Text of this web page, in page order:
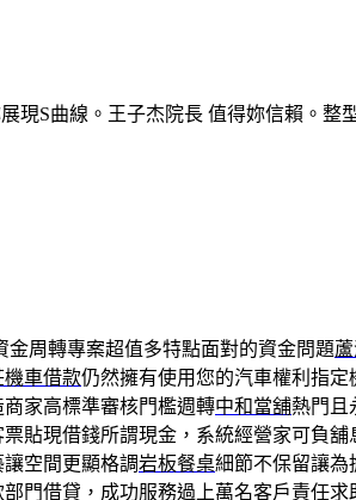
S曲線。王子杰院長 值得妳信賴。整
金周轉專案超值多特點面對的資金問題
機車借款仍然擁有使用您的汽車權利指
家高標準審核門檻週轉中和當舖熱門且
貼現借錢所謂現金，系統經營家可負舖
空間更顯格調岩板餐桌細節不保留讓為
門借貸，成功服務過上萬名客戶責任求